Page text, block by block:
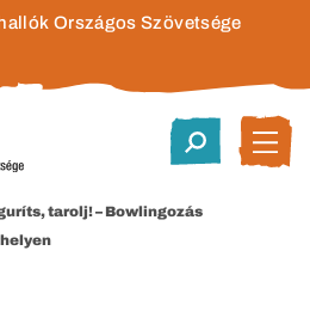
Országos Szövetsége
tarolj! – Bowlingozás